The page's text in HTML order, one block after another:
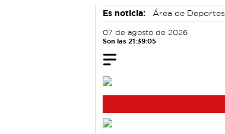
Es noticia: Área de Deportes
07 de agosto de 2026
Son las 21:39:06